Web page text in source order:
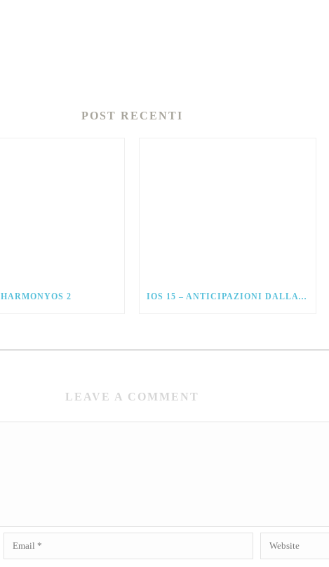
POST RECENTI
HARMONYOS 2 IOS 15 – ANTICIPAZIONI DALLA WWDC21
LEAVE A COMMENT